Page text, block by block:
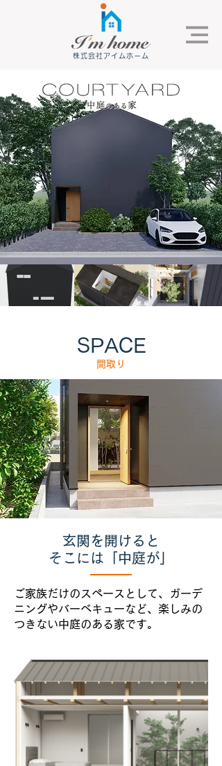
株式会社アイムホーム
SPACE
間取り
玄関を開けると
そこには「中庭が」
ご家族だけのスペースとして、ガーデ
ニングやバーベキューなど、楽しみの
つきない中庭のある家です。